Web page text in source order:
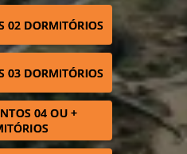
02 DORMITÓRIOS
03 DORMITÓRIOS
04 OU +